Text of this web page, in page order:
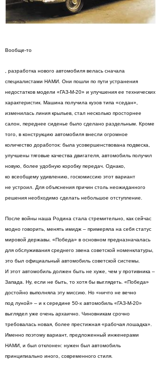
Вообще-то
, разработка нового автомобиля велась сначала
специалистами НАМИ. Они пошли по пути устранения
недостатков модели «ГАЗ-М-20» и улучшения ее технических
характеристик. Машина получила кузов типа «седан»,
изменилась линия крыльев, стал несколько просторнее
салон, переднее сиденье было сделано раздельным. Кроме
того, в конструкцию автомобиля внесли огромное
количество доработок: была усовершенствована подвеска,
улучшены тяговые качества двигателя, автомобиль получил
новую, более удобную коробку передач. Однако,
ко всеобщему удивлению, госкомиссию этот вариант
не устроил. Для объяснения причин столь неожиданного
решения необходимо сделать небольшое отступление.
После войны наша Родина стала стремительно, как сейчас
модно говорить, менять имидж – примеряла на себя статус
мировой державы. «Победа» в основном предназначалась
для обслуживания среднего звена советской номенклатуры,
это был официальный автомобиль советской системы.
И этот автомобиль должен быть не хуже, чем у противника –
Запада. Ну, если не быть, то хотя бы выглядеть. «Победа»
достойно выполняла эту миссию. Но «ничто не вечно
под луной» – и к середине 50-х автомобиль «ГАЗ-М-20»
выглядел уже очень архаично. Чиновникам срочно
требовалась новая, более престижная «рабочая лошадка».
Именно поэтому вариант, предложенный инженерами
НАМИ, и был отклонен: нужен был автомобиль
принципиально иного, современного стиля.